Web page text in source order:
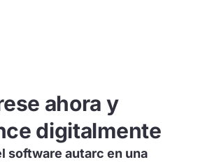
ahora y
digitalmente
software autarc en una